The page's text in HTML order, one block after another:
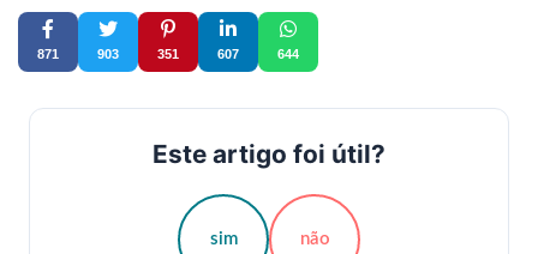
871 903 351 607 644
Este artigo foi útil?
sim não